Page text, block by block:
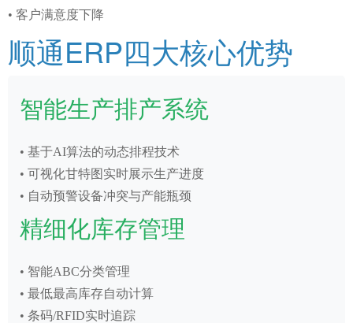
• 客户满意度下降
顺通ERP四大核心优势
智能生产排产系统
• 基于AI算法的动态排程技术
• 可视化甘特图实时展示生产进度
• 自动预警设备冲突与产能瓶颈
精细化库存管理
• 智能ABC分类管理
• 最低最高库存自动计算
• 条码/RFID实时追踪